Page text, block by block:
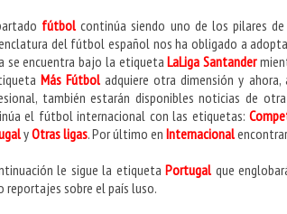
fútbol continúa siendo uno de los pilares
del fútbol español nos ha obligado a
se encuentra bajo la etiquetaLaLiga Santander
Más Fútbol adquiere otra dimensión y
también estarán disponibles noticias de
el fútbol internacional con las etiquetas:
yOtras ligas. Por último en Internacional
le sigue la etiquetaPortugal que
reportajes sobre el país luso.